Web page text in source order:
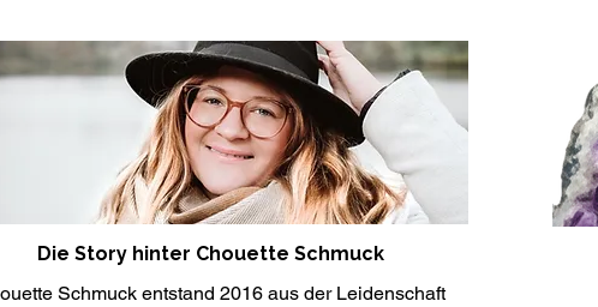
Die Story hinter Chouette Schmuck
Schmuck entstand 2016 aus der Leidenschaft